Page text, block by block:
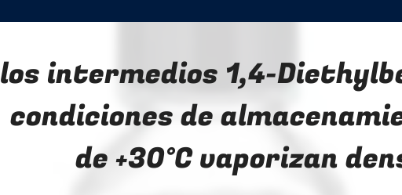
los intermedios 1,4-
condiciones de
de +30°C vaporizan